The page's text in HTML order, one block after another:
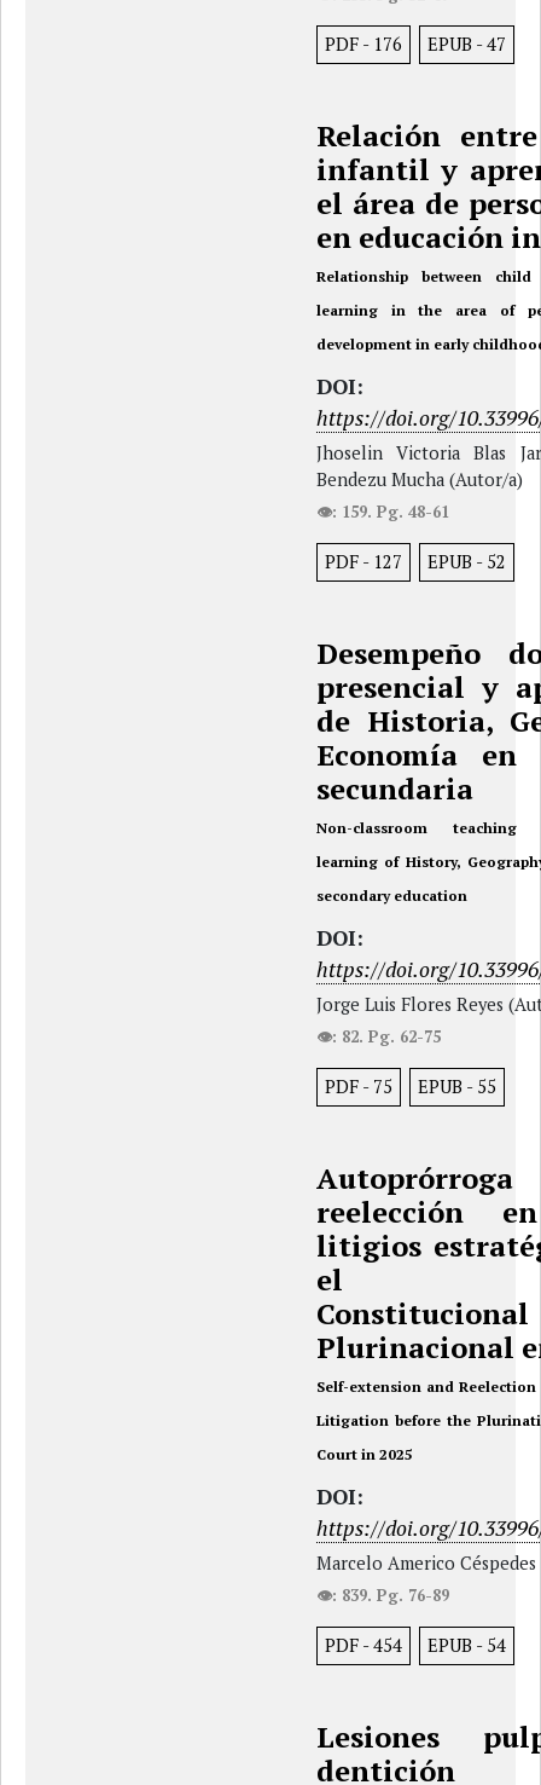
PDF - 176 EPUB -47
Relación
infantil y
el área de
en educación
Relationship between
learning in the area of
development in early
DOI:
https://doi.org/
Jhoselin Victoria Blas
Bendezu Mucha (Autor/a)
👁: 159. Pg. 48-61
PDF - 127 EPUB - 52
Desempeño
presencial y
de Historia,
Economía en
secundaria
Non-classroom teaching
learning of History,
secondary education
DOI:
https://doi.org/
Jorge Luis Flores Reyes
👁: 82. Pg. 62-75
PDF - 75 EPUB - 55
reelección
litigios
el
Constitucional
Plurinacional
Self-extension and
Litigation before the
Court in 2025
DOI:
https://doi.org/
Marcelo Americo
👁: 839. Pg. 76-89
PDF -454 EPUB - 54
Lesiones
dentición